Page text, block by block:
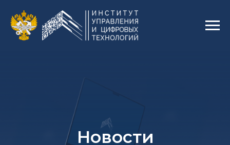
Новости